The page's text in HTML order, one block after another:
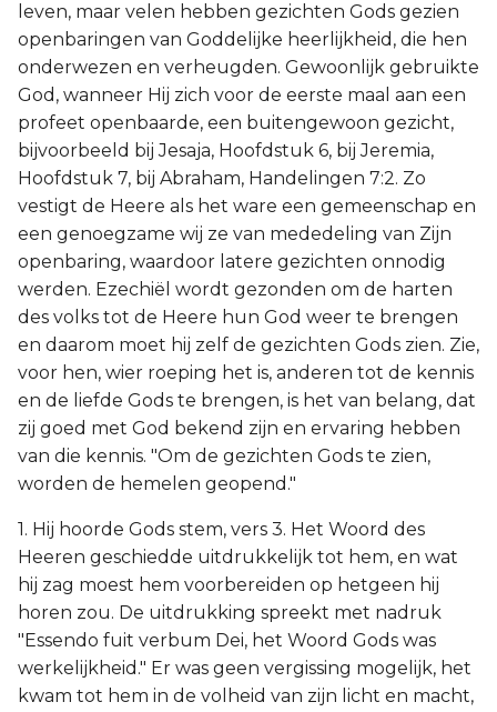
leven, maar velen hebben gezichten Gods gezien
openbaringen van Goddelijke heerlijkheid, die hen
onderwezen en verheugden. Gewoonlijk gebruikte
God, wanneer Hij zich voor de eerste maal aan een
profeet openbaarde, een buitengewoon gezicht,
bijvoorbeeld bij Jesaja, Hoofdstuk 6, bij Jeremia,
Hoofdstuk 7, bij Abraham, Handelingen 7:2. Zo
vestigt de Heere als het ware een gemeenschap en
een genoegzame wij ze van mededeling van Zijn
openbaring, waardoor latere gezichten onnodig
werden. Ezechiël wordt gezonden om de harten
des volks tot de Heere hun God weer te brengen
en daarom moet hij zelf de gezichten Gods zien. Zie,
voor hen, wier roeping het is, anderen tot de kennis
en de liefde Gods te brengen, is het van belang, dat
zij goed met God bekend zijn en ervaring hebben
van die kennis. "Om de gezichten Gods te zien,
worden de hemelen geopend."
1. Hij hoorde Gods stem, vers 3. Het Woord des
Heeren geschiedde uitdrukkelijk tot hem, en wat
hij zag moest hem voorbereiden op hetgeen hij
horen zou. De uitdrukking spreekt met nadruk
"Essendo fuit verbum Dei, het Woord Gods was
werkelijkheid." Er was geen vergissing mogelijk, het
kwam tot hem in de volheid van zijn licht en macht,